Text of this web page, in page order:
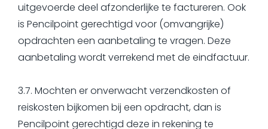
uitgevoerde deel afzonderlijke te factureren. Ook
is Pencilpoint gerechtigd voor (omvangrijke)
opdrachten een aanbetaling te vragen. Deze
aanbetaling wordt verrekend met de eindfactuur.
3.7. Mochten er onverwacht verzendkosten of
reiskosten bijkomen bij een opdracht, dan is
Pencilpoint gerechtigd deze in rekening te